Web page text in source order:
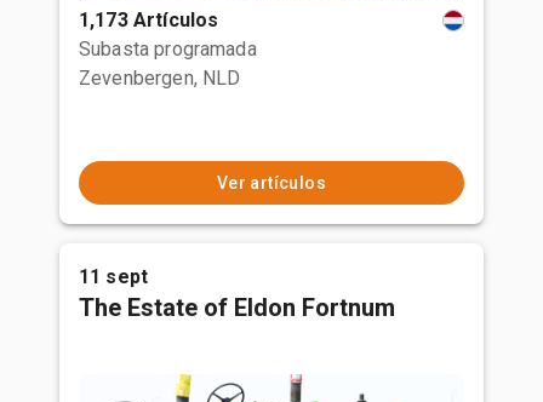
1,173 Artículos
Subasta programada
Zevenbergen, NLD
Ver artículos
11 sept
The Estate of Eldon Fortnum